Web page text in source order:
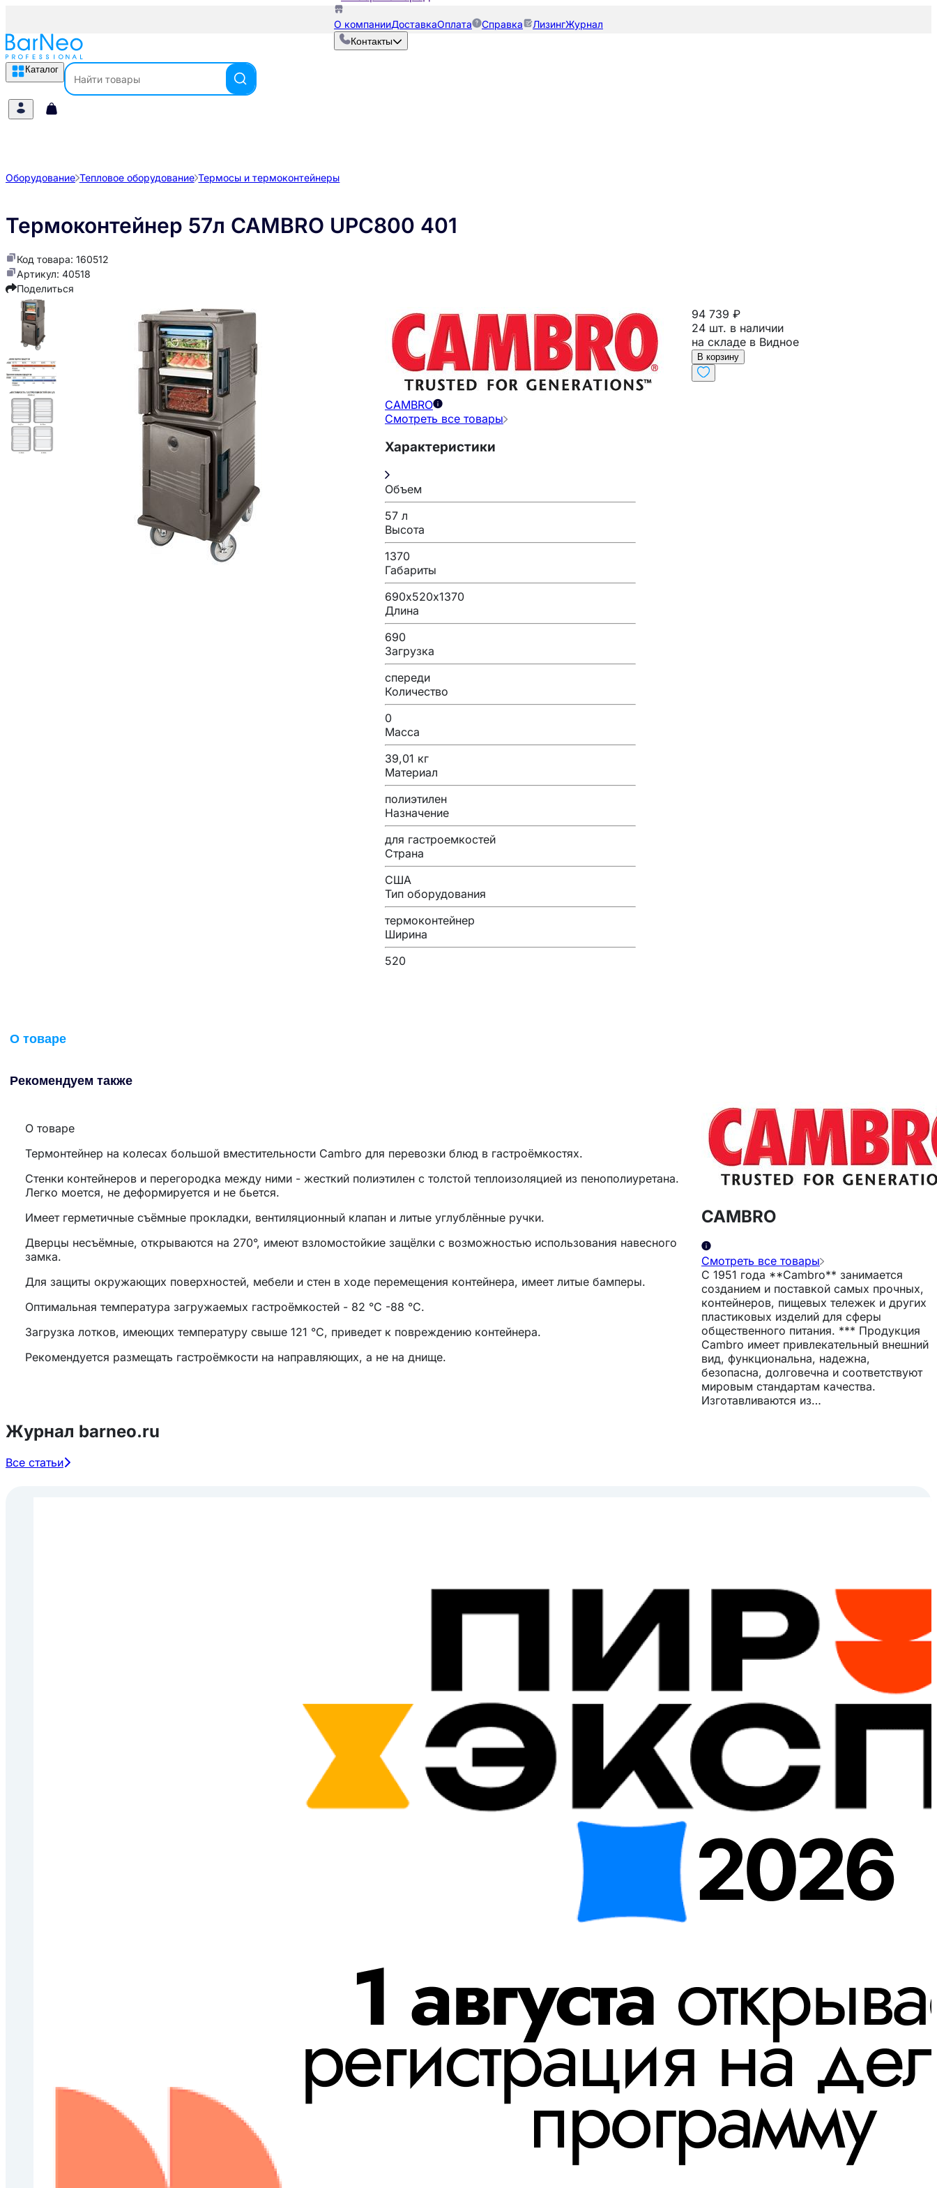
О компанииДоставкаОплата Справка ЛизингЖурнал
Контакты
Каталог
Оборудование Тепловое оборудование Термосы и термоконтейнеры
Термоконтейнер 57л CAMBRO UPC800 401
Код товара: 160512
Артикул: 40518
Поделиться
CAMBRO
Смотреть все товары
Характеристики
Объем
57 л
Высота
1370
Габариты
690х520х1370
Длина
690
Загрузка
спереди
Количество
0
Масса
39,01 кг
Материал
полиэтилен
Назначение
для гастроемкостей
Страна
США
Тип оборудования
термоконтейнер
Ширина
520
94 739 ₽
24 шт. в наличии
на складе в Видное
В корзину
О товаре
Рекомендуем также
О товаре
Термонтейнер на колесах большой вместительности Cambro для перевозки блюд в гастроёмкостях.
Стенки контейнеров и перегородка между ними - жесткий полиэтилен с толстой теплоизоляцией из пенополиуретана.
Легко моется, не деформируется и не бьется.
Имеет герметичные съёмные прокладки, вентиляционный клапан и литые углублённые ручки.
Дверцы несъёмные, открываются на 270°, имеют взломостойкие защёлки с возможностью использования навесного
замка.
Для защиты окружающих поверхностей, мебели и стен в ходе перемещения контейнера, имеет литые бамперы.
Оптимальная температура загружаемых гастроёмкостей - 82 °С -88 °С.
Загрузка лотков, имеющих температуру свыше 121 °С, приведет к повреждению контейнера.
Рекомендуется размещать гастроёмкости на направляющих, а не на днище.
CAMBRO
Смотреть все товары
С 1951 года **Cambro** занимается
созданием и поставкой самых прочных,
контейнеров, пищевых тележек и других
пластиковых изделий для сферы
общественного питания. *** Продукция
Cambro имеет привлекательный внешний
вид, функциональна, надежна,
безопасна, долговечна и соответствуют
мировым стандартам качества.
Изготавливаются из
Журнал barneo.ru
Все статьи